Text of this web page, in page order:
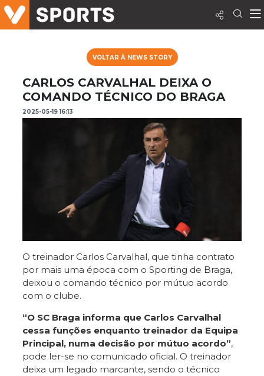
VOLTAR À NEWS STORY
CARLOS CARVALHAL DEIXA O
COMANDO TÉCNICO DO BRAGA
2025-05-19 16:13
O treinador Carlos Carvalhal, que tinha contrato
por mais uma época com o Sporting de Braga,
deixou o comando técnico por mútuo acordo
com o clube.
“O SC Braga informa que Carlos Carvalhal
cessa funções enquanto treinador da Equipa
Principal, numa decisão por mútuo acordo”,
pode ler-se no comunicado oficial. O treinador
deixa um legado marcante, sendo o técnico